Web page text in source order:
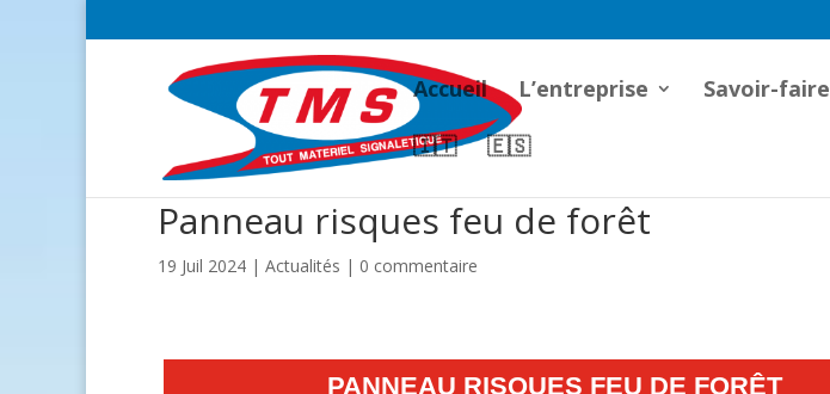
Accueil L’entreprise Savoir-faire
🇮🇹
🇪🇸
Panneau risques feu de forêt
19 Juil 2024 | Actualités | 0 commentaire
PANNEAU RISQUES FEU DE FORÊT